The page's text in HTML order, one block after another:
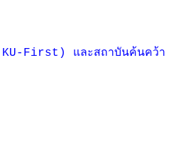
KU-First) และสถาบันค้นคว้า